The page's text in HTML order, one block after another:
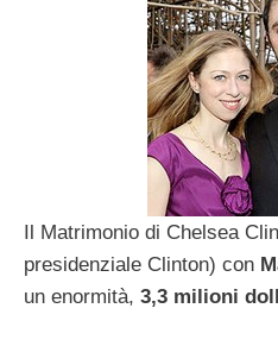
Il Matrimonio di Chelsea
presidenziale Clinton) con
un enormità, 3,3 milioni